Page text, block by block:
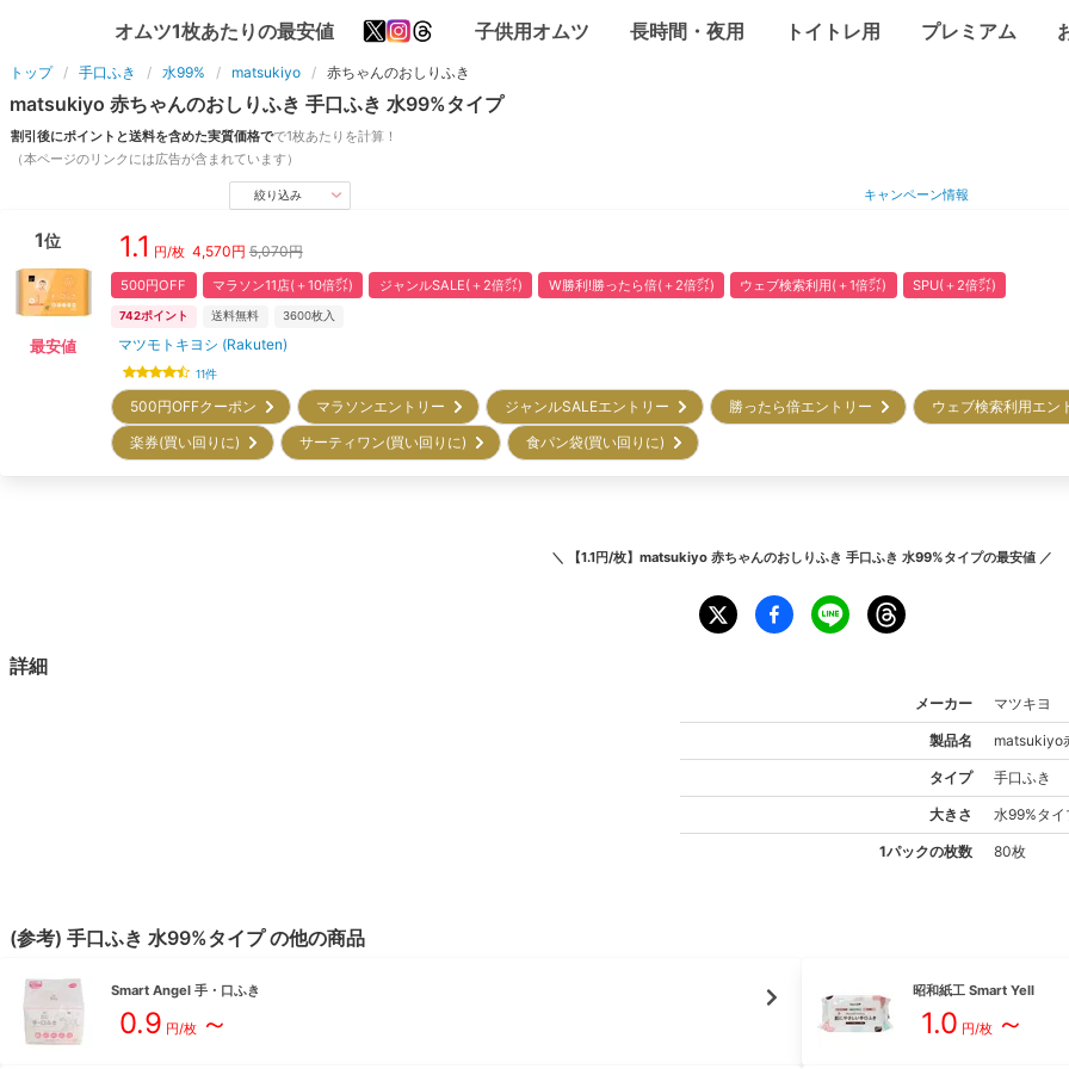
オムツ1枚あたりの最安値 子供用オムツ 長時間・夜用 トイトレ用 プレミアム
トップ 手口ふき 水99% matsukiyo 赤ちゃんのおしりふき
matsukiyo 赤ちゃんのおしりふき 手口ふき 水99%タイプ
割引後にポイントと送料を含めた実質価格でで1枚あたりを計算！
（本ページのリンクには広告が含まれています）
絞り込み キャンペーン情報
1位
最安値
1.1 円/枚 4,570円 5,070円
500円OFF マラソン11店(＋10倍㌽) ジャンルSALE(＋2倍㌽) W勝利!勝ったら倍(＋2倍㌽) ウェブ検索利用(＋1倍㌽) SPU(＋2倍㌽)
742ポイント 送料無料 3600枚入
マツモトキヨシ (Rakuten)
11件
500円OFFクーポン マラソンエントリー ジャンルSALEエントリー 勝ったら倍エントリー ウェブ検索利用エ
楽券(買い回りに)
サーティワン(買い回りに) 食パン袋(買い回りに)
＼ 【1.1円/枚】matsukiyo 赤ちゃんのおしりふき 手口ふき 水99%タイプの最安値 ／
詳細
メーカー マツキヨ
製品名 matsukiyo
タイプ 手口ふき
大きさ 水99%タイ
1パックの枚数 80枚
(参考) 手口ふき 水99%タイプの他の商品
Smart Angel 手・口ふき
0.9 円/枚 ～
昭和紙工 Smart Yell
1.0 円/枚 ～